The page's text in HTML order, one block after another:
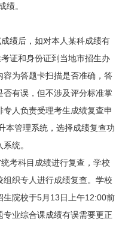
绩。
绩后，如对本人某科成绩有
证和身份证到当地市招生办
为答题卡扫描是否准确，答
有误，但不涉及评分标准掌
人负责受理考生成绩复查申
本管理系统，选择成绩复查功
统。
科目成绩进行复查，学校
织专人进行成绩复查。学校
生院校于5月13日上午12:00前
业综合课成绩有误需要更正